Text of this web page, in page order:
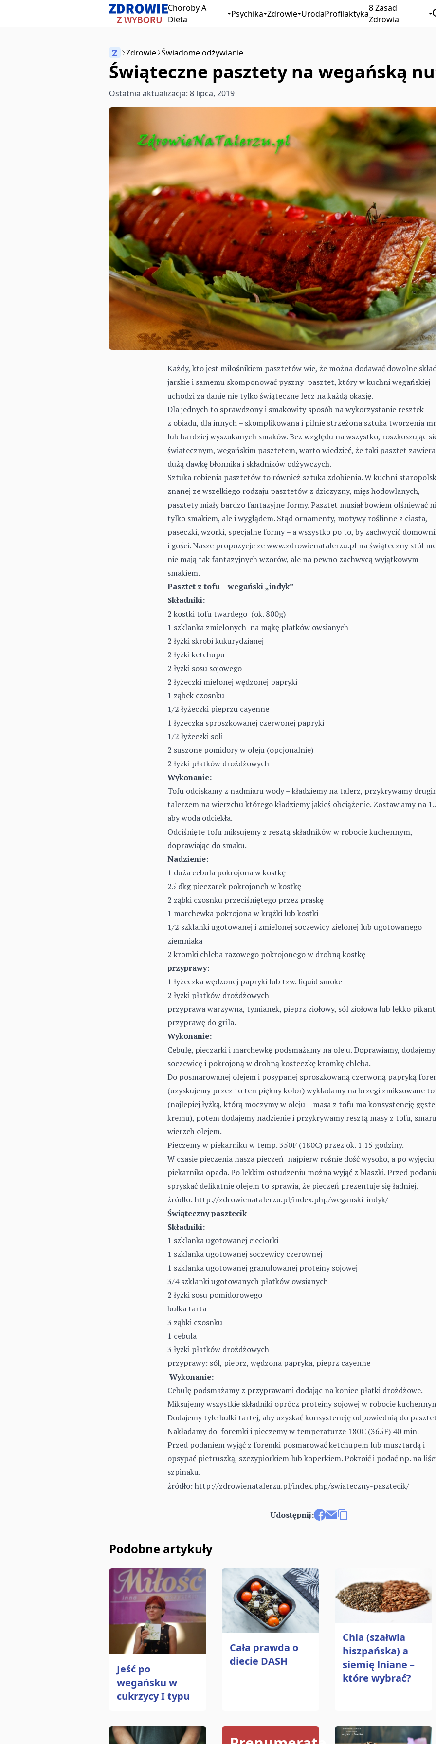
Choroby A
Dieta
Psychika Zdrowie UrodaProfilaktyka
8 Zasad
Zdrowia
Anuluj
Zacznij pisać, aby wyszukać artykuły
Z Zdrowie Świadome odżywianie
Świąteczne pasztety na wegańską
Ostatnia aktualizacja: 8 lipca, 2019
Każdy, kto jest miłośnikiem pasztetów wie, że można dodawać dowolne
jarskie i samemu skomponować pyszny pasztet, który w kuchni wegańskiej
uchodzi za danie nie tylko świąteczne lecz na każdą okazję.
Dla jednych to sprawdzony i smakowity sposób na wykorzystanie resztek
z obiadu, dla innych – skomplikowana i pilnie strzeżona sztuka tworzenia
lub bardziej wyszukanych smaków. Bez względu na wszystko, roszkoszując
światecznym, wegańskim pasztetem, warto wiedzieć, że taki pasztet zawiera
dużą dawkę błonnika i składników odżywczych.
Sztuka robienia pasztetów to również sztuka zdobienia. W kuchni
znanej ze wszelkiego rodzaju pasztetów z dziczyzny, mięs hodowlanych,
pasztety miały bardzo fantazyjne formy. Pasztet musiał bowiem olśniewać
tylko smakiem, ale i wyglądem. Stąd ornamenty, motywy roślinne z ciasta,
paseczki, wzorki, specjalne formy – a wszystko po to, by zachwycić
i gości. Nasze propozycje zewww.zdrowienatalerzu.plna świąteczny stół
nie mają tak fantazyjnych wzorów, ale na pewno zachwycą wyjątkowym
smakiem.
Pasztet z tofu – wegański „indyk”
Składniki:
2 kostki tofu twardego (ok. 800g)
1 szklanka zmielonych na mąkę płatków owsianych
2 łyżki skrobi kukurydzianej
2 łyżki ketchupu
2 łyżki sosu sojowego
2 łyżeczki mielonej wędzonej papryki
1 ząbek czosnku
1/2 łyżeczki pieprzu cayenne
1 łyżeczka sproszkowanej czerwonej papryki
1/2 łyżeczki soli
2 suszone pomidory w oleju (opcjonalnie)
2 łyżki płatków drożdżowych
Wykonanie:
Tofu odciskamy z nadmiaru wody – kładziemy na talerz, przykrywamy
talerzem na wierzchu którego kładziemy jakieś obciążenie. Zostawiamy na
aby woda odciekła.
Odciśnięte tofu miksujemy z resztą składników w robocie kuchennym,
doprawiając do smaku.
Nadzienie:
1 duża cebula pokrojona w kostkę
25 dkg pieczarek pokrojonch w kostkę
2 ząbki czosnku przeciśniętego przez praskę
1 marchewka pokrojona w krążki lub kostki
1/2 szklanki ugotowanej i zmielonej soczewicy zielonej lub ugotowanego
ziemniaka
2 kromki chleba razowego pokrojonego w drobną kostkę
przyprawy:
1 łyżeczka wędzonej papryki lub tzw. liquid smoke
2 łyżki płatków drożdżowych
przyprawa warzywna, tymianek, pieprz ziołowy, sól ziołowa lub lekko
przyprawę do grila.
Wykonanie:
Cebulę, pieczarki i marchewkę podsmażamy na oleju. Doprawiamy, dodajemy
soczewicę i pokrojoną w drobną kosteczkę kromkę chleba.
Do posmarowanej olejem i posypanej sproszkowaną czerwoną papryką
(uzyskujemy przez to ten piękny kolor) wykładamy na brzegi zmiksowane
(najlepiej łyżką, którą moczymy w oleju – masa z tofu ma konsystencję
kremu), potem dodajemy nadzienie i przykrywamy resztą masy z tofu,
wierzch olejem.
Pieczemy w piekarniku w temp. 350F (180C) przez ok. 1.15 godziny.
W czasie pieczenia nasza pieczeń najpierw rośnie dość wysoko, a po wyjęciu
piekarnika opada. Po lekkim ostudzeniu można wyjąć z blaszki. Przed
spryskać delikatnie olejem to sprawia, że pieczeń prezentuje się ładniej.
źródło: http://zdrowienatalerzu.pl/index.php/weganski-indyk/
Świąteczny pasztecik
Składniki:
1 szklanka ugotowanej cieciorki
1 szklanka ugotowanej soczewicy czerownej
1 szklanka ugotowanej granulowanej proteiny sojowej
3/4 szklanki ugotowanych płatków owsianych
2 łyżki sosu pomidorowego
bułka tarta
3 ząbki czosnku
1 cebula
3 łyżki płatków drożdżowych
przyprawy: sól, pieprz, wędzona papryka, pieprz cayenne
Wykonanie:
Cebulę podsmażamy z przyprawami dodając na koniec płatki drożdżowe.
Miksujemy wszystkie składniki oprócz proteiny sojowej w robocie
Dodajemy tyle bułki tartej, aby uzyskać konsystencję odpowiednią do
Nakładamy do foremki i pieczemy w temperaturze 180C (365F) 40 min.
Przed podaniem wyjąć z foremki posmarować ketchupem lub musztardą i
opsypać pietruszką, szczypiorkiem lub koperkiem. Pokroić i podać np. na
szpinaku.
źródło: http://zdrowienatalerzu.pl/index.php/swiateczny-pasztecik/
Udostępnij:
Podobne artykuły
Jeść po
wegańsku w
cukrzycy I typu
Cała prawda o
diecie DASH
Chia (szałwia
hiszpańska) a
siemię lniane –
które wybrać?